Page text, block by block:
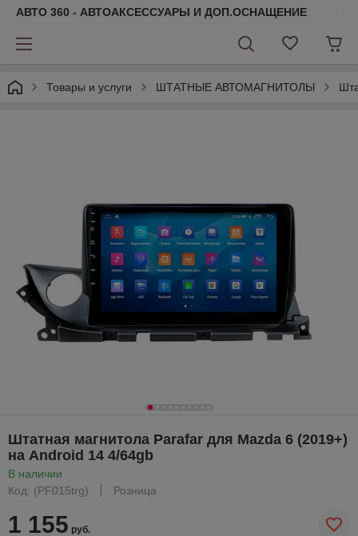
АВТО 360 - АВТОАКСЕССУАРЫ И ДОП.ОСНАЩЕНИЕ
Товары и услуги ШТАТНЫЕ АВТОМАГНИТОЛЫ
Штатная магнитола Parafar для Mazda 6 (2019+)
на Android 14 4/64gb
В наличии
Код: (PF015trg)
Розница
1 155 руб.